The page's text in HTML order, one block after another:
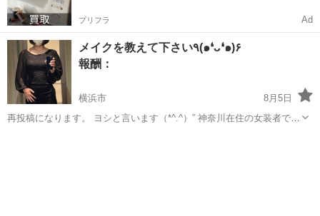
プリフラ Ad
メイクを教えて下さい٩(๑❛ᴗ❛๑)۶
報酬：
横浜市
8月5日
再投稿になります。 ヨシと言います（*^.^）” 神奈川在住の女装者で